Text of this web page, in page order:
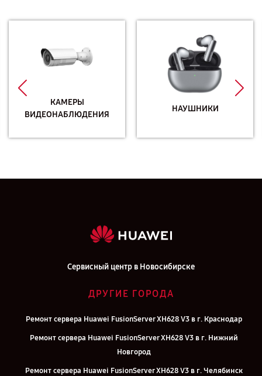
КАМЕРЫ
ВИДЕОНАБЛЮДЕНИЯ
НАУШНИКИ
Сервисный центр в Новосибирске
ДРУГИЕ ГОРОДА
Ремонт сервера Huawei FusionServer XH628 V3 в г. Краснодар
Ремонт сервера Huawei FusionServer XH628 V3 в г. Нижний
Новгород
Ремонт сервера Huawei FusionServer XH628 V3 в г. Челябинск